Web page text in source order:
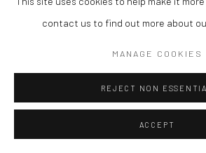
아버지의 초상
contact us to find out more about
MANAGE COOKIES
REJECT NON
ACCEPT